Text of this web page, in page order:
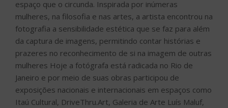
espaço que o circunda. Inspirada por inúmeras
mulheres, na filosofia e nas artes, a artista encontrou na
fotografia a sensibilidade estética que se faz para além
da captura de imagens, permitindo contar histórias e
prazeres no reconhecimento de si na imagem de outras
mulheres Hoje a fotógrafa está radicada no Rio de
Janeiro e por meio de suas obras participou de
exposições nacionais e internacionais em espaços como
Itaú Cultural, DriveThru.Art, Galeria de Arte Luís Maluf,